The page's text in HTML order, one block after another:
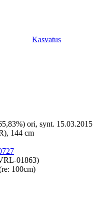
Kasvatus
ori, synt. 15.03.2015
144 cm
01863)
100cm)